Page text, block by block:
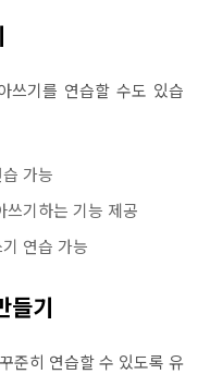
쓰기를 연습할 수도 있습
가능
쓰기하는 기능 제공
연습 가능
들기
준히 연습할 수 있도록 유